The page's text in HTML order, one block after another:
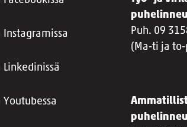
Instagramissa
Puh. 09
(Ma-ti ja